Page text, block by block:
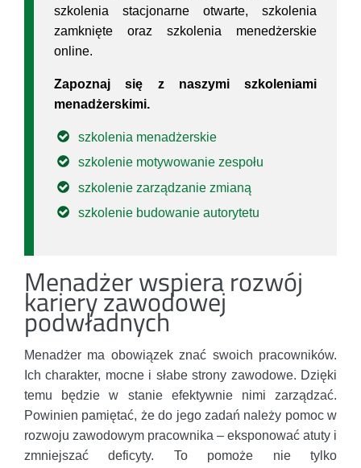
szkolenia stacjonarne otwarte, szkolenia
zamknięte oraz szkolenia menedżerskie
online.
Zapoznaj się z naszymi szkoleniami
menadżerskimi.
szkolenia menadżerskie
szkolenie motywowanie zespołu
szkolenie zarządzanie zmianą
szkolenie budowanie autorytetu
Menadżer wspiera rozwój
kariery zawodowej
podwładnych
Menadżer ma obowiązek znać swoich pracowników.
Ich charakter, mocne i słabe strony zawodowe. Dzięki
temu będzie w stanie efektywnie nimi zarządzać.
Powinien pamiętać, że do jego zadań należy pomoc w
rozwoju zawodowym pracownika – eksponować atuty i
zmniejszać deficyty. To pomoże nie tylko